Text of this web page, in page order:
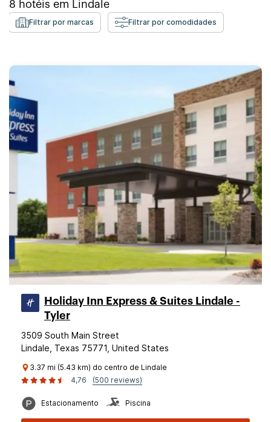
8 hotéis em Lindale
Filtrar por marcas Filtrar por comodidades
Holiday Inn Express & Suites Lindale -
Tyler
3509 South Main Street
Lindale, Texas 75771, United States
3.37 mi (5.43 km) do centro de Lindale
4,76
(500 reviews)
Estacionamento Piscina